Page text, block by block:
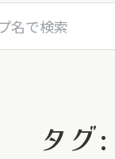
タグ